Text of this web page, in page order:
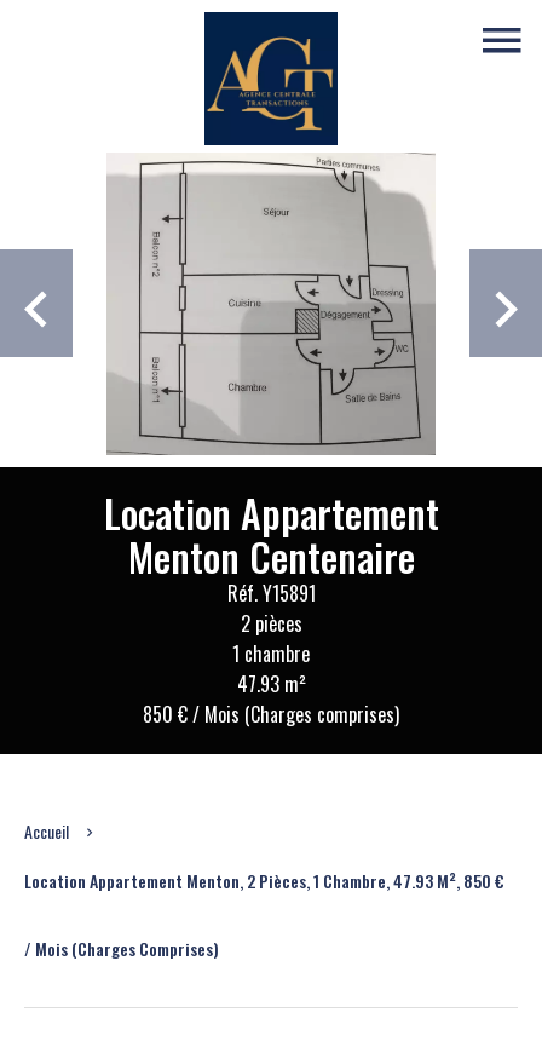
Location Appartement
Menton Centenaire
Réf. Y15891
2 pièces
1 chambre
47.93 m²
850 € / Mois (Charges comprises)
Accueil
Location Appartement Menton, 2 Pièces, 1 Chambre, 47.93 M², 850 €
/ Mois (Charges Comprises)